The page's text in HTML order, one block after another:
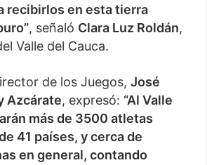
recibirlos en esta tierra
, señaló Clara Luz Roldán,
Valle del Cauca.
de los Juegos, José
Azcárate, expresó: “Al Valle
más de 3500 atletas
41 países, y cerca de
en general, contando